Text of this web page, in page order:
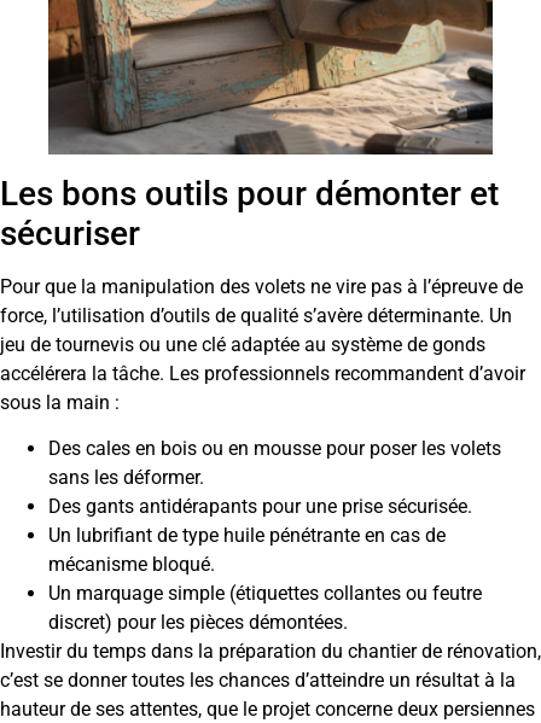
Les bons outils pour démonter et
sécuriser
Pour que la manipulation des volets ne vire pas à l’épreuve de
force, l’utilisation d’outils de qualité s’avère déterminante. Un
jeu de tournevis ou une clé adaptée au système de gonds
accélérera la tâche. Les professionnels recommandent d’avoir
sous la main :
Des cales en bois ou en mousse pour poser les volets
sans les déformer.
Des gants antidérapants pour une prise sécurisée.
Un lubrifiant de type huile pénétrante en cas de
mécanisme bloqué.
Un marquage simple (étiquettes collantes ou feutre
discret) pour les pièces démontées.
Investir du temps dans la préparation du chantier de rénovation,
c’est se donner toutes les chances d’atteindre un résultat à la
hauteur de ses attentes, que le projet concerne deux persiennes